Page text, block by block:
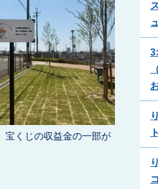
宝くじの収益金の一部が
3